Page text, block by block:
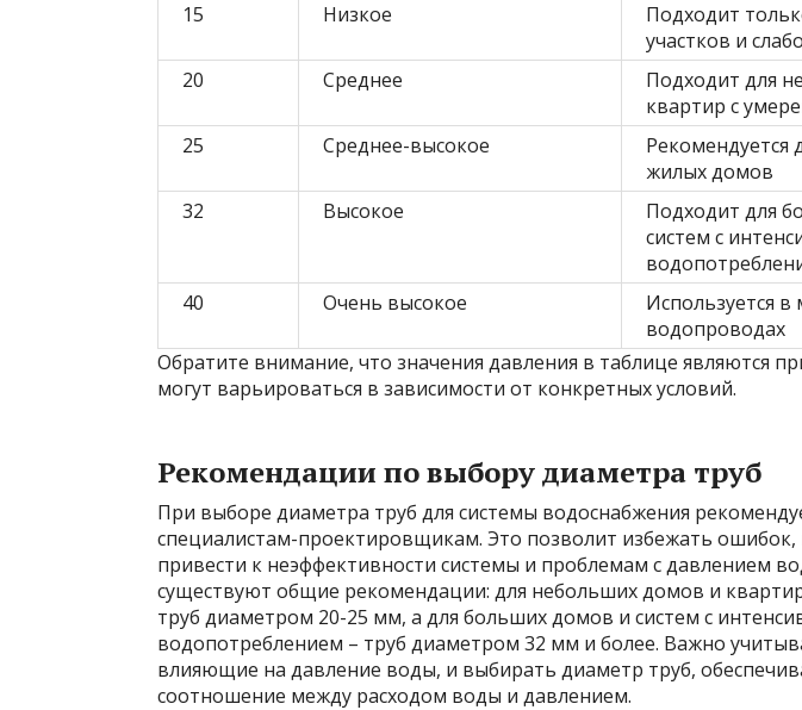
15 Низкое
Подходит
участков и
20
Среднее
Подходит для
квартир с
25
Среднее-высокое
Рекомендуется
жилых домов
32
Высокое
Подходит для
систем с
40
Очень высокое
Используется в
водопроводах
Обратите внимание, что значения давления в таблице являются
могут варьироваться в зависимости от конкретных условий.
Рекомендации по выбору диаметра труб
При выборе диаметра труб для системы водоснабжения
специалистам-проектировщикам. Это позволит избежать ошибок,
привести к неэффективности системы и проблемам с давлением
существуют общие рекомендации: для небольших домов и
труб диаметром 20-25 мм, а для больших домов и систем с
водопотреблением – труб диаметром 32 мм и более. Важно
влияющие на давление воды, и выбирать диаметр труб,
соотношение между расходом воды и давлением.